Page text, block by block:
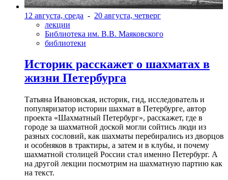
12 августа, среда - 20 августа, четверг
лекции
Библиотека им. В.В. Маяковского
библиотеки
Историк расскажет о шахматах в
жизни Петербурга
Татьяна Ивановская, историк, гид, исследователь и
популяризатор истории шахмат в Петербурге, автор
проекта «Шахматный Петербург», расскажет, где в
городе за шахматной доской могли сойтись люди из
разных сословий, как шахматы перебирались из дворцов
и особняков в трактиры, а затем и в клубы, и почему
шахматной столицей России стал именно Петербург. А
на другой лекции посмотрим на шахматную партию как
на текст.